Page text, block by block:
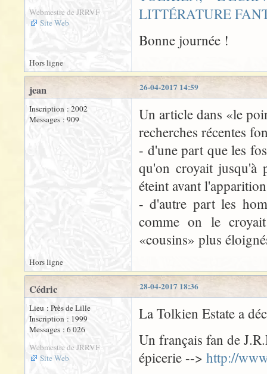
Webmestre de JRRVF
Site Web
LITTÉRATURE
Bonne journée !
Hors ligne
26-04-2017 14:59
jean
Inscription : 2002
Messages : 909
Un article dans «le
recherches récentes
- d'une part que les
qu'on croyait jusqu'à
éteint avant
- d'autre part les
comme on le
«cousins» plus
Hors ligne
28-04-2017 18:36
Cédric
Lieu : Près de Lille
Inscription : 1999
Messages : 6 026
Webmestre de JRRVF
Site Web
La Tolkien Estate a
Un français fan de
épicerie --> http://